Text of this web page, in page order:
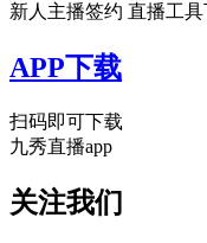
新人主播签约 直播工具
APP下载
扫码即可下载
九秀直播app
关注我们